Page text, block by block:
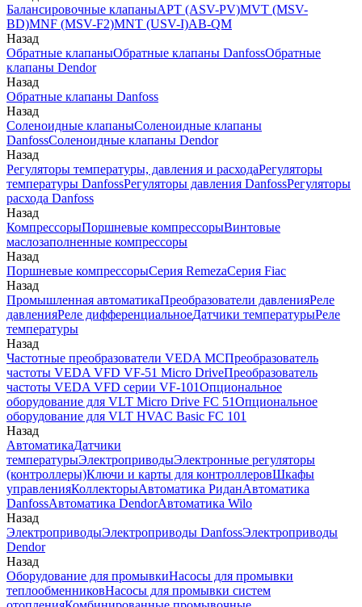
Балансировочные клапаныAPT (ASV-PV)MVT (MSV-
BD)MNF (MSV-F2)MNT (USV-I)AB-QM
Назад
Обратные клапаныОбратные клапаны DanfossОбратные
клапаны Dendor
Назад
Обратные клапаны Danfoss
Назад
Соленоидные клапаныСоленоидные клапаны
DanfossСоленоидные клапаны Dendor
Назад
Регуляторы температуры, давления и расходаРегуляторы
температуры DanfossРегуляторы давления DanfossРегуляторы
расхода Danfoss
Назад
КомпрессорыПоршневые компрессорыВинтовые
маслозаполненные компрессоры
Назад
Поршневые компрессорыСерия RemezaСерия Fiac
Назад
Промышленная автоматикаПреобразователи давленияРеле
давленияРеле дифференциальноеДатчики температурыРеле
температуры
Назад
Частотные преобразователи VEDA MCПреобразователь
частоты VEDA VFD VF-51 Micro DriveПреобразователь
частоты VEDA VFD серии VF-101Опциональное
оборудование для VLT Micro Drive FC 51Опциональное
оборудование для VLT HVAC Basic FC 101
Назад
АвтоматикаДатчики
температурыЭлектроприводыЭлектронные регуляторы
(контроллеры)Ключи и карты для контроллеровШкафы
управленияКоллекторыАвтоматика РиданАвтоматика
DanfossАвтоматика DendorАвтоматика Wilo
Назад
ЭлектроприводыЭлектроприводы DanfossЭлектроприводы
Dendor
Назад
Оборудование для промывкиНасосы для промывки
теплообменниковНасосы для промывки систем